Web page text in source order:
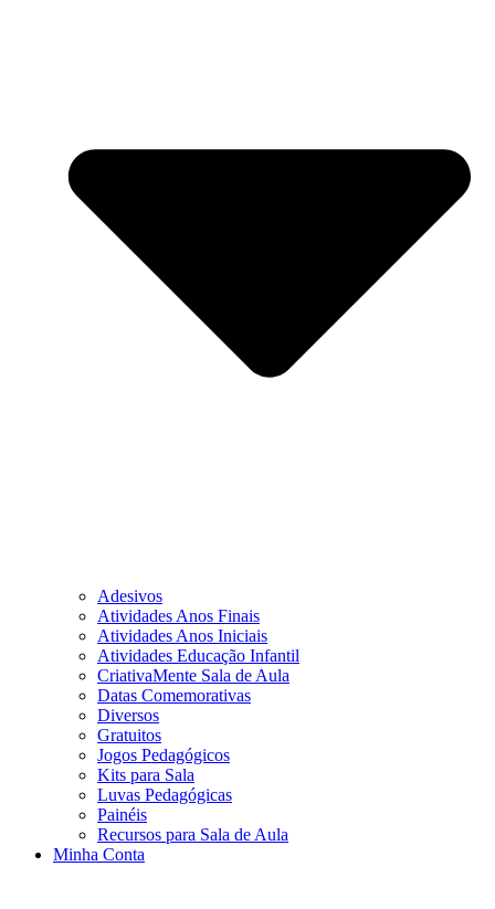
Adesivos
Atividades Anos Finais
Atividades Anos Iniciais
Atividades Educação Infantil
CriativaMente Sala de Aula
Datas Comemorativas
Diversos
Gratuitos
Jogos Pedagógicos
Kits para Sala
Luvas Pedagógicas
Painéis
Recursos para Sala de Aula
Minha Conta